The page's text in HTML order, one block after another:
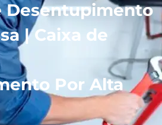
Desentupimento
| Caixa de
Por Alta